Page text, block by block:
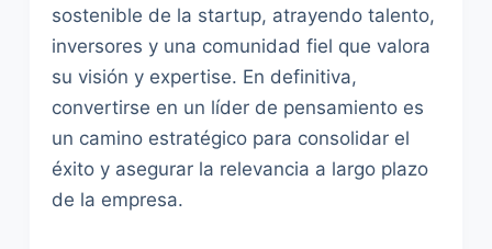
sostenible de la startup, atrayendo talento,
inversores y una comunidad fiel que valora
su visión y expertise. En definitiva,
convertirse en un líder de pensamiento es
un camino estratégico para consolidar el
éxito y asegurar la relevancia a largo plazo
de la empresa.